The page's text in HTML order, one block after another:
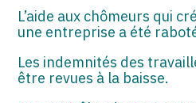
L’aide aux chômeurs qui
une entreprise a été
Les indemnités des
être revues à la baisse.